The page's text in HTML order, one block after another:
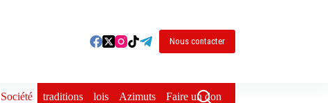
Nous contacter
Société traditions lois Azimuts Faire un don